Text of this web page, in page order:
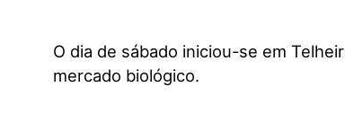
O dia de sábado iniciou-se em
mercado biológico.